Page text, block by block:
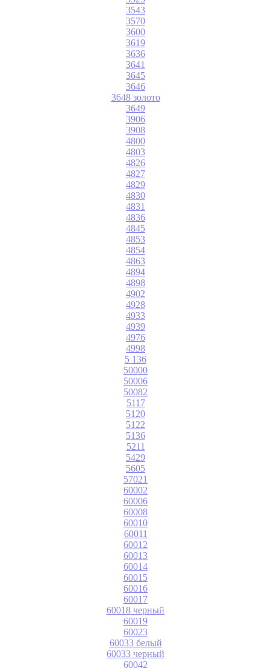
3543
3570
3600
3619
3636
3641
3645
3646
3648 золото
3649
3906
3908
4800
4803
4826
4827
4829
4830
4831
4836
4845
4853
4854
4863
4894
4898
4902
4928
4933
4939
4976
4998
5 136
50000
50006
50082
5117
5120
5122
5136
5211
5429
5605
57021
60002
60006
60008
60010
60011
60012
60013
60014
60015
60016
60017
60018 черный
60019
60023
60033 белый
60033 черный
60042